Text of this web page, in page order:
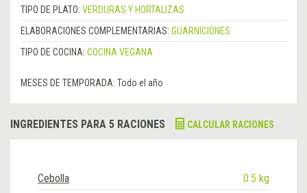
TIPO DE PLATO: VERDURAS Y HORTALIZAS
ELABORACIONES COMPLEMENTARIAS: GUARNICIONES
TIPO DE COCINA: COCINA VEGANA
MESES DE TEMPORADA: Todo el año
INGREDIENTES PARA 5 RACIONES CALCULAR RACIONES
Cebolla
0.5 kg